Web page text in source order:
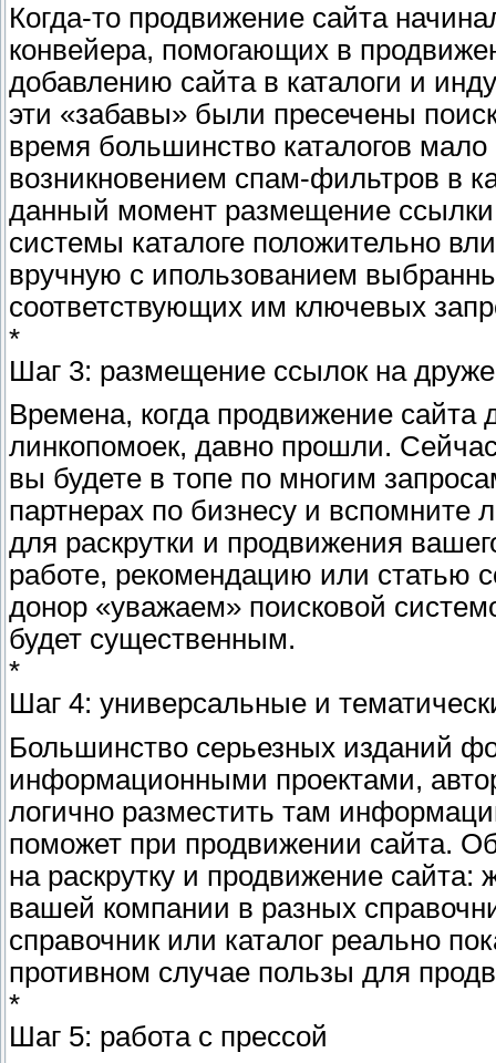
Когда-то продвижение сайта
конвейера, помогающих в
добавлению сайта в каталоги и
эти «забавы» были пресечены
время большинство каталогов
возникновением спам-фильтров в
данный момент размещение
системы каталоге положительно
вручную с ипользованием
соответствующих им ключевых
*
Шаг 3: размещение ссылок на
Времена, когда продвижение
линкопомоек, давно прошли.
вы будете в топе по многим
партнерах по бизнесу и вспомните
для раскрутки и продвижения
работе, рекомендацию или статью
донор «уважаем» поисковой
будет существенным.
*
Шаг 4: универсальные и
Большинство серьезных изданий
информационными проектами,
логично разместить там
поможет при продвижении сайта.
на раскрутку и продвижение сайта:
вашей компании в разных
справочник или каталог реально
противном случае пользы для
*
Шаг 5: работа с прессой